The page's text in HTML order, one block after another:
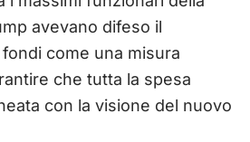
avevano difeso il
come una misura
che tutta la spesa
con la visione del nuovo